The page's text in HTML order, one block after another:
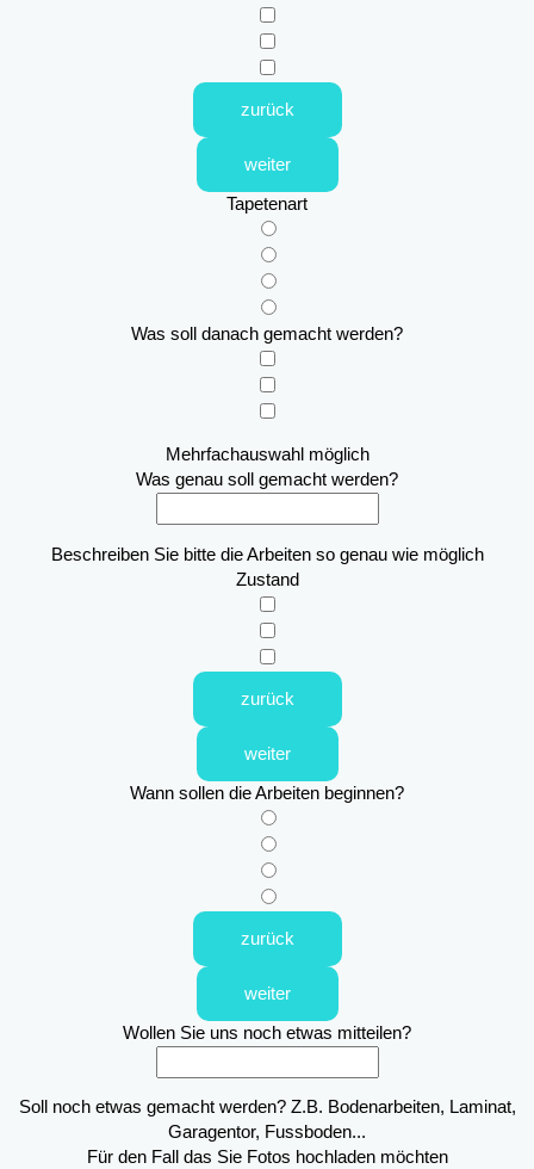
zurück
weiter
Tapetenart
Was soll danach gemacht werden?
Mehrfachauswahl möglich
Was genau soll gemacht werden?
Beschreiben Sie bitte die Arbeiten so genau wie möglich
Zustand
zurück
weiter
Wann sollen die Arbeiten beginnen?
zurück
weiter
Wollen Sie uns noch etwas mitteilen?
Soll noch etwas gemacht werden? Z.B. Bodenarbeiten, Laminat,
Garagentor, Fussboden...
Für den Fall das Sie Fotos hochladen möchten